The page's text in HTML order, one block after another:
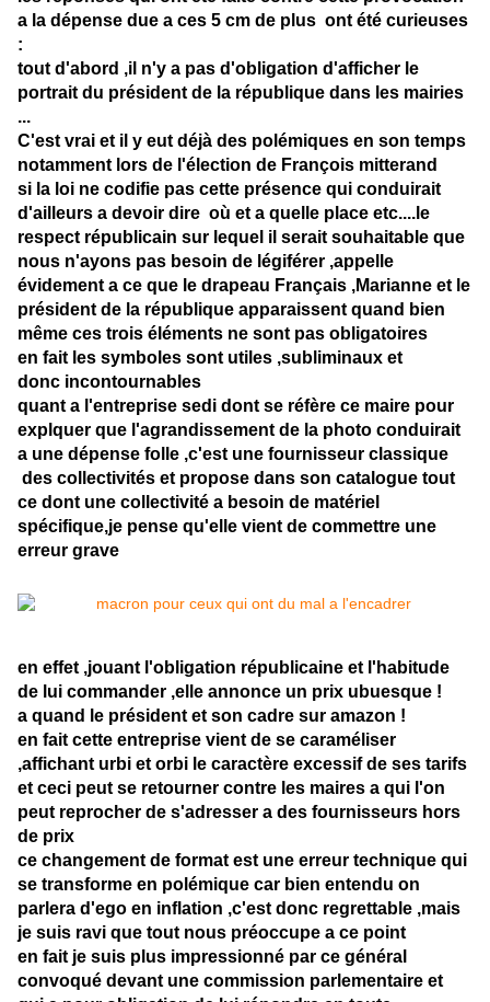
a la dépense due a ces 5 cm de plus ont été curieuses
:
tout d'abord ,il n'y a pas d'obligation d'afficher le
portrait du président de la république dans les mairies
...
C'est vrai et il y eut déjà des polémiques en son temps
notamment lors de l'élection de François mitterand
si la loi ne codifie pas cette présence qui conduirait
d'ailleurs a devoir dire où et a quelle place etc....le
respect républicain sur lequel il serait souhaitable que
nous n'ayons pas besoin de légiférer ,appelle
évidement a ce que le drapeau Français ,Marianne et le
président de la république apparaissent quand bien
même ces trois éléments ne sont pas obligatoires
en fait les symboles sont utiles ,subliminaux et
donc incontournables
quant a l'entreprise sedi dont se réfère ce maire pour
explquer que l'agrandissement de la photo conduirait
a une dépense folle ,c'est une fournisseur classique
des collectivités et propose dans son catalogue tout
ce dont une collectivité a besoin de matériel
spécifique,je pense qu'elle vient de commettre une
erreur grave
en effet ,jouant l'obligation républicaine et l'habitude
de lui commander ,elle annonce un prix ubuesque !
a quand le président et son cadre sur amazon !
en fait cette entreprise vient de se caraméliser
,affichant urbi et orbi le caractère excessif de ses tarifs
et ceci peut se retourner contre les maires a qui l'on
peut reprocher de s'adresser a des fournisseurs hors
de prix
ce changement de format est une erreur technique qui
se transforme en polémique car bien entendu on
parlera d'ego en inflation ,c'est donc regrettable ,mais
je suis ravi que tout nous préoccupe a ce point
en fait je suis plus impressionné par ce général
convoqué devant une commission parlementaire et